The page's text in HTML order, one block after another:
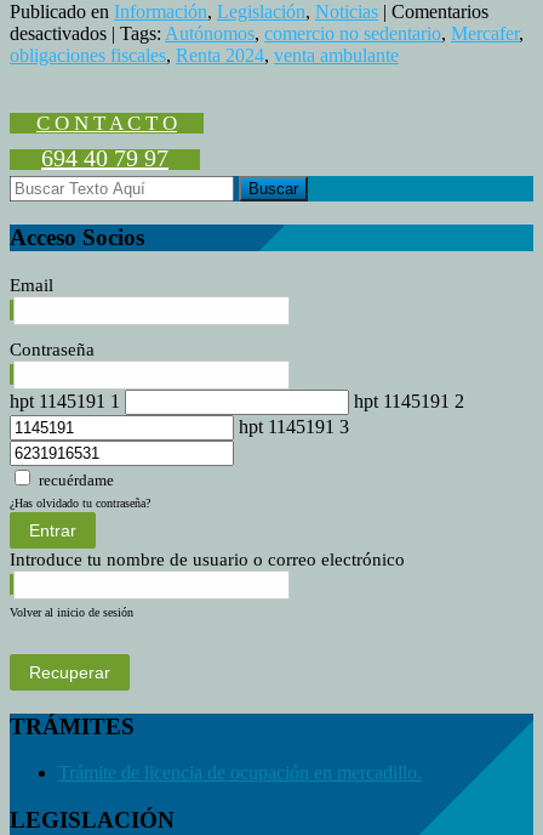
Publicado en Información, Legislación, Noticias | Comentarios
desactivadosen
Obligación
autónomos
presentar
la
Renta
este
2024
| Tags: Autónomos, comercio no sedentario, Mercafer,
obligaciones fiscales, Renta 2024, venta ambulante
C O N T A C T O
694 40 79 97
Acceso Socios
Email
Contraseña
hpt 1145191 1
hpt 1145191 2
hpt 1145191 3
recuérdame
¿Has olvidado tu contraseña?
Entrar
Introduce tu nombre de usuario o correo electrónico
Volver al inicio de sesión
Recuperar
TRÁMITES
Trámite de licencia de ocupación en mercadillo.
LEGISLACIÓN